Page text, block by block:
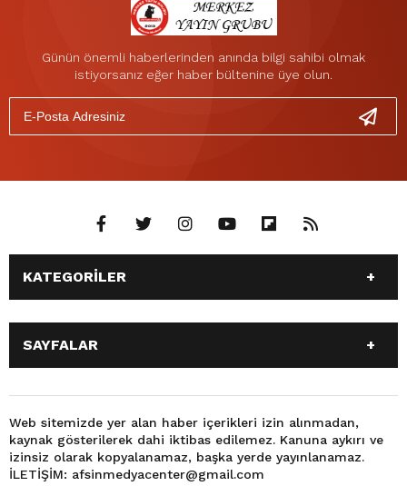
Günün önemli haberlerinden anında bilgi sahibi olmak
istiyorsanız eğer haber bültenine üye olun.
KATEGORİLER
ANASAYFA
GÜNDEM
SİYASET
SPOR
EKONOMİ
TEKNOLOJİ
3. SAYFA
BÜYÜKŞEHİR BELEDİYESİ
DÜNYA
FOTO GALERİ
KÜLTÜR SANAT
MAGAZİN
OTOMOBİL
SAYFALAR
SİYASET
EĞİTİM
SPOR
EKONOMİ
TEKNOLOJİ
3. SAYFA
Web sitemizde yer alan haber içerikleri izin alınmadan,
kaynak gösterilerek dahi iktibas edilemez. Kanuna aykırı ve
izinsiz olarak kopyalanamaz, başka yerde yayınlanamaz.
İLETİŞİM: afsinmedyacenter@gmail.com